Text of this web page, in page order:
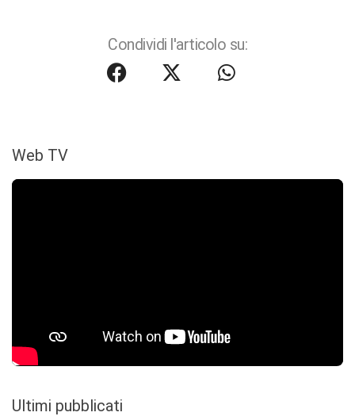
Condividi l'articolo su:
Web TV
Ultimi pubblicati